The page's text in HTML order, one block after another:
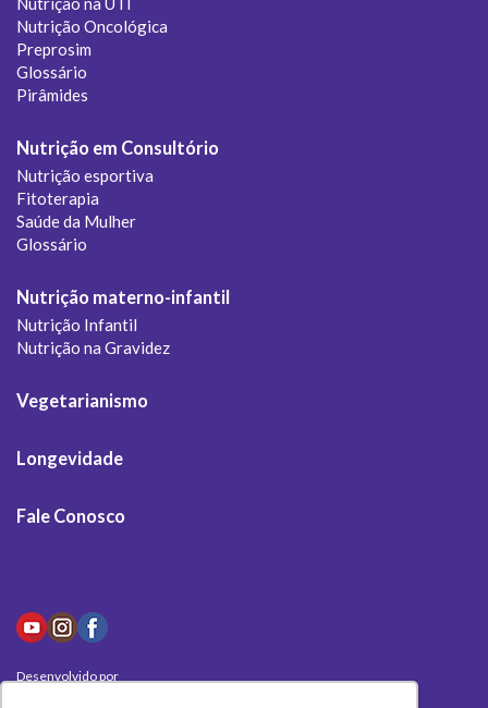
Nutrição Oncológica
Preprosim
Glossário
Pirâmides
Nutrição em Consultório
Nutrição esportiva
Fitoterapia
Saúde da Mulher
Glossário
Nutrição materno-infantil
Nutrição Infantil
Nutrição na Gravidez
Vegetarianismo
Longevidade
Fale Conosco
Desenvolvido por